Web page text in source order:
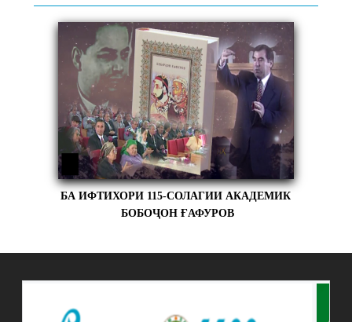
БА ИФТИХОРИ 115-СОЛАГИИ АКАДЕМИК
БОБОҶОН ҒАФУРОВ